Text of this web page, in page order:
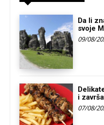
Da li
svoje
09/08/
i
07/08/